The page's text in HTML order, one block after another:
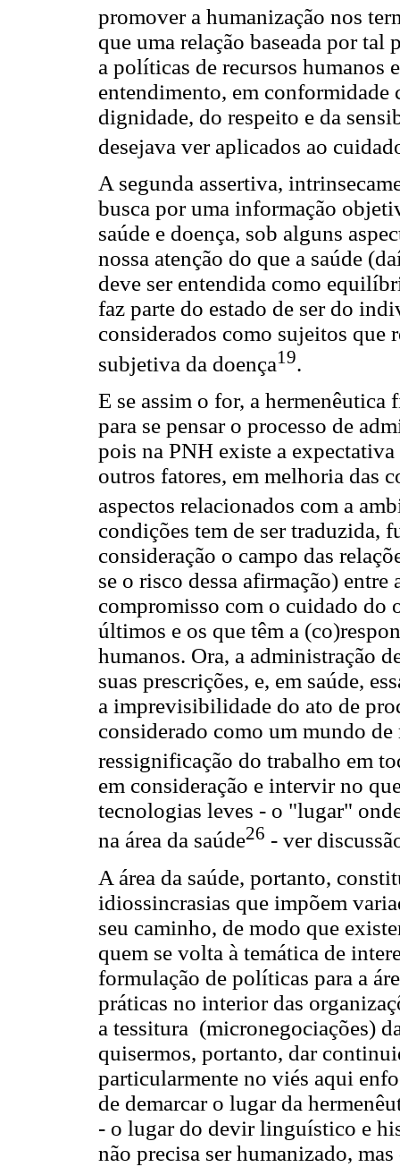
promover a humanização nos
que uma relação baseada por
a políticas de recursos humanos
entendimento, em conformidade
dignidade, do respeito e da
desejava ver aplicados ao
A segunda assertiva,
busca por uma informação
saúde e doença, sob alguns
nossa atenção do que a saúde
deve ser entendida como
faz parte do estado de ser do
considerados como sujeitos que
subjetiva da doença19.
E se assim o for, a
para se pensar o processo de
pois na PNH existe a
outros fatores, em melhoria das
aspectos relacionados com a
condições tem de ser traduzida,
consideração o campo das
se o risco dessa afirmação)
compromisso com o cuidado do
últimos e os que têm a
humanos. Ora, a administração
suas prescrições, e, em saúde,
a imprevisibilidade do ato de
considerado como um mundo
ressignificação do trabalho em
em consideração e intervir no
tecnologias leves - o "lugar"
na área da saúde26 - ver
A área da saúde, portanto,
idiossincrasias que impõem
seu caminho, de modo que
quem se volta à temática de
formulação de políticas para a
práticas no interior das
a tessitura (micronegociações)
quisermos, portanto, dar
particularmente no viés aqui
de demarcar o lugar da
- o lugar do devir linguístico e
não precisa ser humanizado,